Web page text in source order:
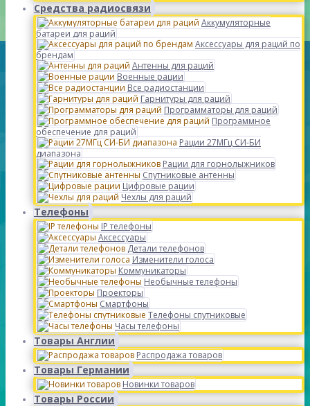
Средства радиосвязи
Аккумуляторные
батареи для раций
Аксессуары для раций по
брендам
Антенны для раций
Военные рации
Все радиостанции
Гарнитуры для раций
Программаторы для раций
Программное
обеспечение для раций
Рации 27МГц СИ-БИ
диапазона
Рации для горнолыжников
Спутниковые антенны
Цифровые рации
Чехлы для раций
Телефоны
IP телефоны
Аксессуары
Детали телефонов
Изменители голоса
Коммуникаторы
Необычные телефоны
Проекторы
Смартфоны
Телефоны спутниковые
Часы телефоны
Товары Англии
Распродажа товаров
Товары Германии
Новинки товаров
Товары России